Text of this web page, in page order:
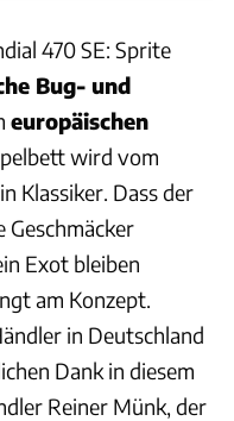
470 SE: Sprite
Bug- und
europäischen
wird vom
Klassiker. Dass der
Exot bleiben
am Konzept.
in Deutschland
Dank in diesem
Reiner Münk, der